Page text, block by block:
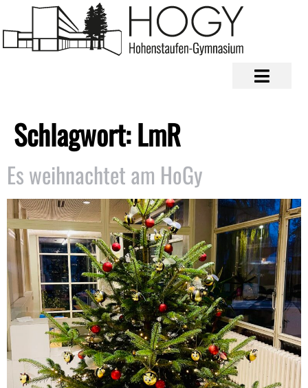
Schlagwort:LmR
Es weihnachtet am HoGy